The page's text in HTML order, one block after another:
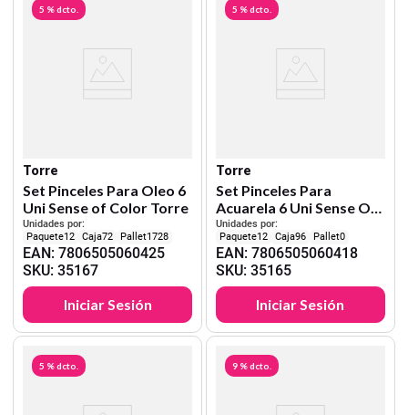
5 %dcto.
Torre
Set Pinceles Para Oleo 6
Uni Sense of Color Torre
Unidades por:
12
72 1728
EAN:7806505060425
SKU:35167
Iniciar Sesión
5 %dcto.
Torre
Set Pinceles Para
Acuarela 6 Uni Sense Of
Color Torre
Unidades por:
12
96 0
EAN: 7806505060418
SKU: 35165
Iniciar Sesión
5 %dcto. 9 %dcto.